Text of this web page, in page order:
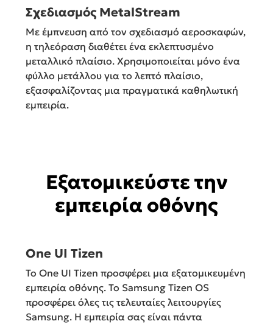
Σχεδιασμός MetalStream
Με έμπνευση από τον σχεδιασμό αεροσκαφών,
η τηλεόραση διαθέτει ένα εκλεπτυσμένο
μεταλλικό πλαίσιο. Χρησιμοποιείται μόνο ένα
φύλλο μετάλλου για το λεπτό πλαίσιο,
εξασφαλίζοντας μια πραγματικά καθηλωτική
εμπειρία.
Εξατομικεύστε την
εμπειρία οθόνης
One UI Tizen
Το One UI Tizen προσφέρει μια εξατομικευμένη
εμπειρία οθόνης. Το Samsung Tizen OS
προσφέρει όλες τις τελευταίες λειτουργίες
Samsung. Η εμπειρία σας είναι πάντα